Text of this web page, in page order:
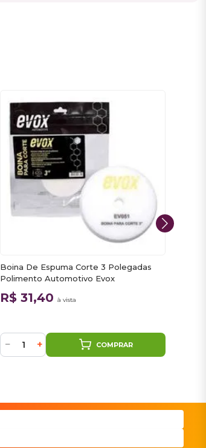
Boina De Espuma Corte 3 Polegadas
Polimento Automotivo Evox
R$ 31,40 à vista
− + COMPRAR